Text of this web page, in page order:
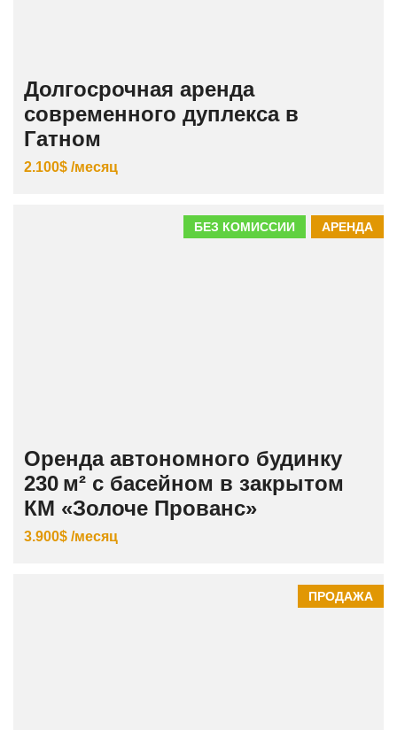
Долгосрочная аренда
современного дуплекса в
Гатном
2.100$ /месяц
АРЕНДА
БЕЗ КОМИССИИ
Оренда автономного будинку
230 м² с басейном в закрытом
КМ «Золоче Прованс»
3.900$ /месяц
ПРОДАЖА